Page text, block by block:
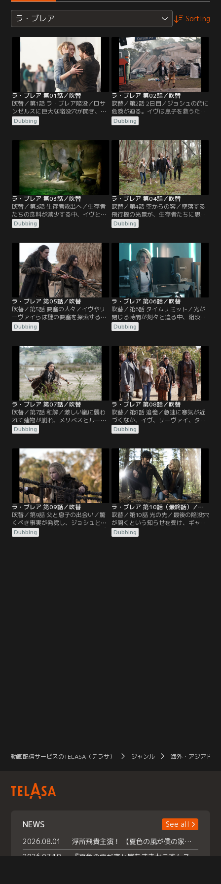
ラ・ブレア Sorting
ラ・ブレア 第01話／吹替
吹替／第1話 ラ・ブレア陥没／ロサ
ンゼルスに巨大な陥没穴が開き、ハ
リス家は引き裂かれる。イヴと息子
は謎の太古の世界に送られる。ギャ
が、妻子を家に戻すためのカギかも
しれないことを知る。
Dubbing
ラ・ブレア 第02話／吹替
吹替／第2話 2日目／ジョシュの命に
危険が迫る。イヴは息子を救うた
め、危険な荒野を横断する。救助活
動を始めようと必死のギャヴィンと
ことを証明しようとするが、政府の
エージェントが2人の動きを追う。
Dubbing
ラ・ブレア 第03話／吹替
吹替／第3話 生存者救出へ／生存者
たちの食料が減少する中、イヴとタ
イはリスクを承知で森へ狩りに出か
ける。そして2人の生存を脅かす予
作戦が実現へ。ギャヴィンは複雑な
過去を共有する旧友に、自らの信念
と家族の運命を託さなければならな
い。
Dubbing
ラ・ブレア 第04話／吹替
吹替／第4話 空からの客／墜落する
飛行機の光景が、生存者たちに思い
がけない希望の波を広げる。イヴら
はパイロットを捜索する。政府が陥
後、ギャヴィンとイジーは意外なと
ころに助けを求める。
Dubbing
ラ・ブレア 第05話／吹替
吹替／第5話 要塞の人々／イヴやリ
ーヴァイらは謎の要塞を探索する
が、疑問はさらに増すばかり。ギャ
ヴィンとイジーは、未曾有の災害を
の警告にもかかわらず、新たな味方
の助けを借り、家族を救うために危
険で無許可の救出作戦に乗り出す。
Dubbing
ラ・ブレア 第06話／吹替
吹替／第6話 タイムリミット／光が
閉じる時間が刻々と迫る中、陥没穴
の生存者たちは最後の脱出を試み
る。しかしその脱出計画は、ギャヴ
る」という厳しい警告を受けて疑問
視され、イヴはつらい選択を迫られ
ることになる。
Dubbing
ラ・ブレア 第07話／吹替
吹替／第7話 和解／激しい嵐に襲わ
れて建物が崩れ、メリベスとルーカ
スの命が危険にさらされる。皆の地
上への帰還を阻止したことから周囲
もあり、必死になって2人を助けよ
うとする。ギャヴィンは自分の過去
を探るが、それが家族を救うための
重要な手がかりになるかもしれな
い。
Dubbing
ラ・ブレア 第08話／吹替
吹替／第8話 追憶／急速に寒気が近
づくなか、イヴ、リーヴァイ、タイ
は前回、命を奪われそうになったに
も関わらず、謎の要塞に舞い戻る。
してもらうためだ。イジーの痛みを
和らげようとするギャヴィンの試み
は、二人の関係を悪化させてしまい
そうになる。
Dubbing
ラ・ブレア 第09話／吹替
吹替／第9話 父と息子の出会い／驚
くべき事実が発覚し、ジョシュとイ
ジーの命は危険にさらされる。イヴ
と他の生存者は、2人を救う鍵を握
Dubbing
ラ・ブレア 第10話（最終話）／吹替
吹替／第10話 光の先／最後の陥没穴
が開くという知らせを受け、ギャヴ
ィン、イジー、ネイサン博士はシア
トルへ急ぐ。手遅れになる前に最後
Dubbing
動画配信サービスのTELASA（テラサ） ジャンル 海外・アジアドラ
NEWS
See all
2026.08.01
浮所飛貴主演！ 【夏色の風が僕の家にやってきた】 本日よりテラサで独占配信スタート！
2026.07.18
『夏色の雲が恋と嵐をまきおこす』スペシャルメイキング 【Part1】2026年７月18日（土）23時30分～配信スタート！話題のシーンの裏側を大公開！豪華キャスト大集合！ 『武宮家 真夏の家族会議』開催！